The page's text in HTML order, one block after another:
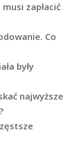
zapłacić
Co
były
najwyższe